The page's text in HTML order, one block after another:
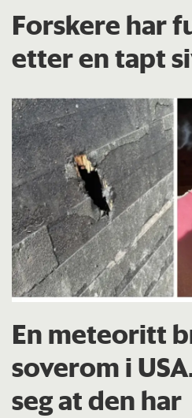
Forskere har
etter en tapt
En meteoritt
soverom i
seg at den har